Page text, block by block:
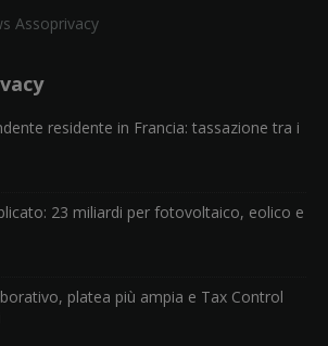
Assoprivacy
residente in Francia: tassazione tra i
23 miliardi per fotovoltaico, eolico e
platea più ampia e Tax Control